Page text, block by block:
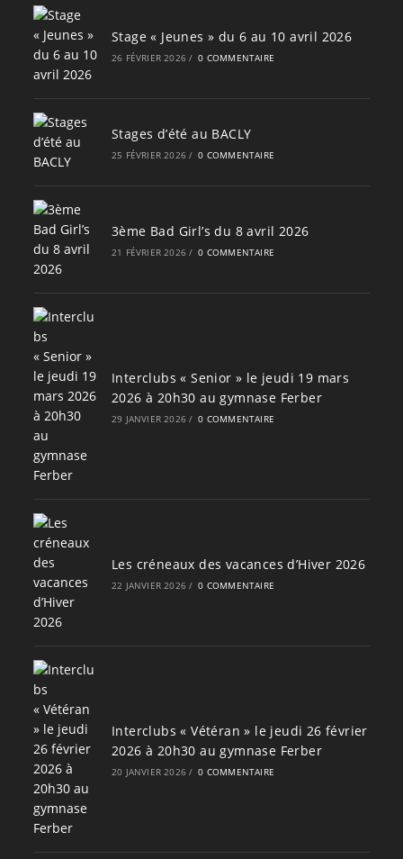
Stage « Jeunes » du 6 au 10 avril 2026
26 FÉVRIER 2026 / 0 COMMENTAIRE
Stages d’été au BACLY
25 FÉVRIER 2026 / 0 COMMENTAIRE
3ème Bad Girl’s du 8 avril 2026
21 FÉVRIER 2026 / 0 COMMENTAIRE
Interclubs « Senior » le jeudi 19 mars
2026 à 20h30 au gymnase Ferber
29 JANVIER 2026 / 0 COMMENTAIRE
Les créneaux des vacances d’Hiver 2026
22 JANVIER 2026 / 0 COMMENTAIRE
Interclubs « Vétéran » le jeudi 26 février
2026 à 20h30 au gymnase Ferber
20 JANVIER 2026 / 0 COMMENTAIRE